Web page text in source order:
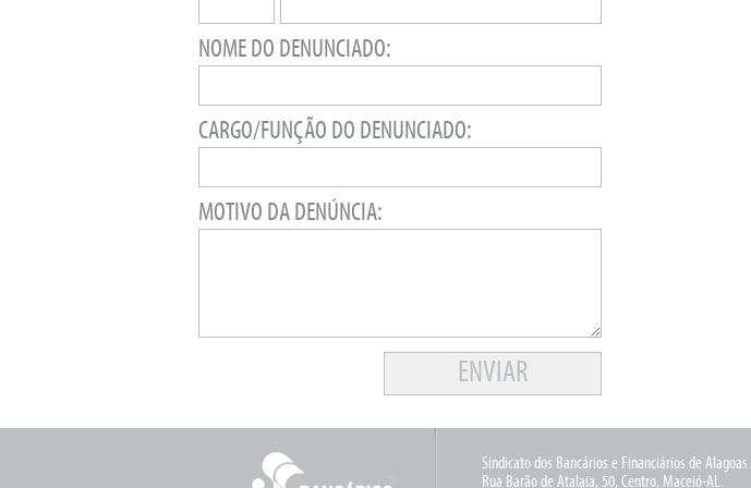
NOME DO DENUNCIADO:
CARGO/FUNÇÃO DO DENUNCIADO:
MOTIVO DA DENÚNCIA:
Sindicato dos Bancários e Financiários de Alagoas.
Rua Barão de Atalaia, 50, Centro, Maceió-AL.